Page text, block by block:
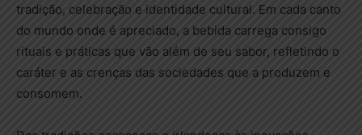
tradição, celebração e identidade cultural. Em cada canto
do mundo onde é apreciado, a bebida carrega consigo
rituais e práticas que vão além de seu sabor, refletindo o
caráter e as crenças das sociedades que a produzem e
consomem.